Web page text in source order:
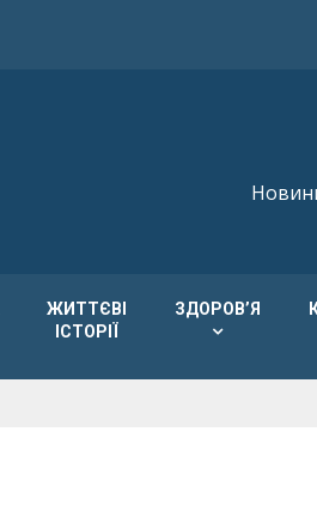
ЖИТТЄВІ
ІСТОРІЇ
ЗДОРОВ’Я